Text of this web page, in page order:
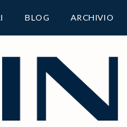
BLOG ARCHIVIO